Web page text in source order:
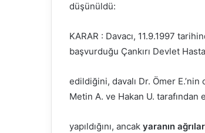
düşünüldü:
KARAR : Davacı, 11.9.1997
başvurduğu Çankırı Devlet
edildiğini, davalı Dr. Ömer E.’nin
Metin A. ve Hakan U. tarafından
yapıldığını, ancak yaranın